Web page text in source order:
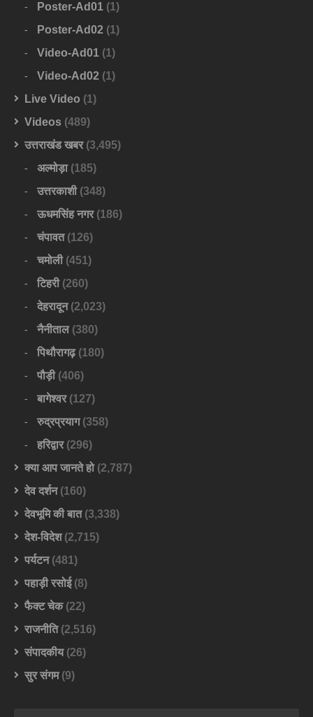
Poster-Ad01 (1)
Poster-Ad02 (1)
Video-Ad01 (1)
Video-Ad02 (1)
Live Video (1)
Videos (489)
उत्तराखंड खबर(3,495)
अल्मोड़ा(185)
उत्तरकाशी(348)
ऊधमसिंह नगर(186)
चंपावत(126)
चमोली(451)
टिहरी(260)
देहरादून(2,023)
नैनीताल(380)
पिथौरागढ़(180)
पौड़ी(406)
बागेश्वर(127)
रुद्रप्रयाग(358)
हरिद्वार(296)
क्या आप जानते हो(2,787)
देव दर्शन(160)
देवभूमि की बात(3,338)
देश-विदेश(2,715)
पर्यटन(481)
पहाड़ी रसोई(8)
फैक्ट चेक(22)
राजनीति(2,516)
संपादकीय(26)
सुर संगम(9)